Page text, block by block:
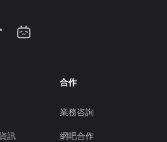
訊
合作
業務咨詢
網吧合作